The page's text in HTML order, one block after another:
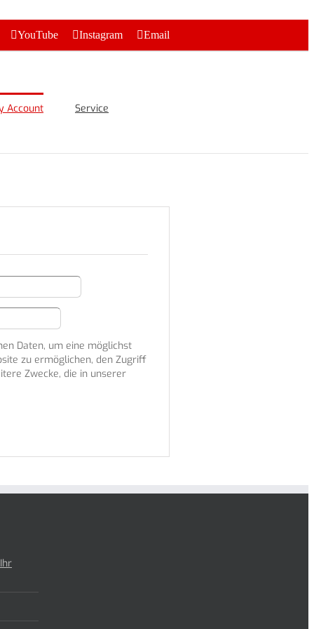
YouTube Instagram Email
Account Service
Daten, um eine möglichst
zu ermöglichen, den Zugriff
Zwecke, die in unserer